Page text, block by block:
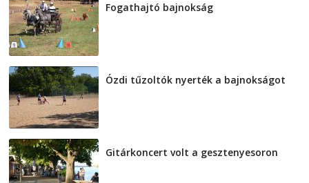
Fogathajtó bajnokság
Ózdi tűzoltók nyerték a bajnokságot
Gitárkoncert volt a gesztenyesoron